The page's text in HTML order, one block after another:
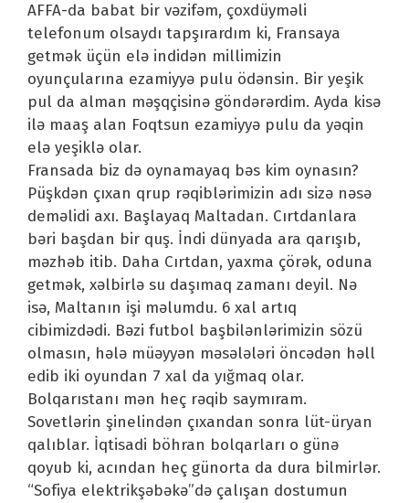
AFFA-da babat bir vəzifəm, çoxdüyməli
telefonum olsaydı tapşırardım ki, Fransaya
getmək üçün elə indidən millimizin
oyunçularına ezamiyyə pulu ödənsin. Bir yeşik
pul da alman məşqçisinə göndərərdim. Ayda kisə
ilə maaş alan Foqtsun ezamiyyə pulu da yəqin
elə yeşiklə olar.
Fransada biz də oynamayaq bəs kim oynasın?
Püşkdən çıxan qrup rəqiblərimizin adı sizə nəsə
deməlidi axı. Başlayaq Maltadan. Cırtdanlara
bəri başdan bir quş. İndi dünyada ara qarışıb,
məzhəb itib. Daha Cırtdan, yaxma çörək, oduna
getmək, xəlbirlə su daşımaq zamanı deyil. Nə
isə, Maltanın işi məlumdu. 6 xal artıq
cibimizdədi. Bəzi futbol başbilənlərimizin sözü
olmasın, hələ müəyyən məsələləri öncədən həll
edib iki oyundan 7 xal da yığmaq olar.
Bolqarıstanı mən heç rəqib saymıram.
Sovetlərin şinelindən çıxandan sonra lüt-üryan
qalıblar. İqtisadi böhran bolqarları o günə
qoyub ki, acından heç günorta da dura bilmirlər.
“Sofiya elektrikşəbəkə”də çalışan dostumun